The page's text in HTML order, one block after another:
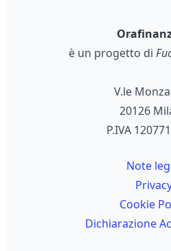
è un progetto di
V.le
20126
P.IVA
Note
Cookie
Dichiarazione